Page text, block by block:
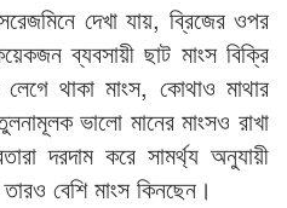
দেখা যায়, ব্রিজের ওপর
ব্যবসায়ী ছাট মাংস বিক্রি
থাকা মাংস, কোথাও মাথার
ভালো মানের মাংসও রাখা
দরদাম করে সামর্থ্য অনুযায়ী
বেশি মাংস কিনছেন।